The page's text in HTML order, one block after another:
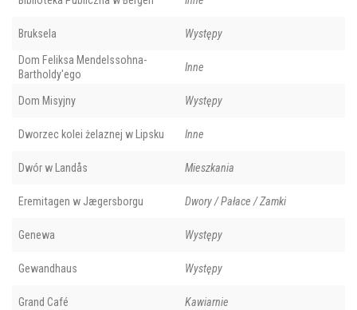
Bruksela Występy
Dom Feliksa Mendelssohna-
Bartholdy'ego
Inne
Dom Misyjny Występy
Dworzec kolei żelaznej w Lipsku Inne
Dwór w Landås Mieszkania
Eremitagen w Jægersborgu Dwory / Pałace / Zamki
Genewa Występy
Gewandhaus Występy
Grand Café Kawiarnie